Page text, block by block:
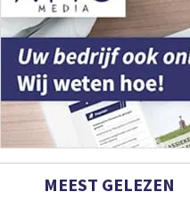
MEEST GELEZEN